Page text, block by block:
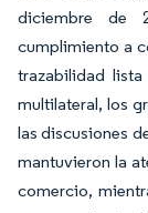
diciembre de
cumplimiento a
trazabilidad
multilateral, los
las discusiones
mantuvieron la
comercio,